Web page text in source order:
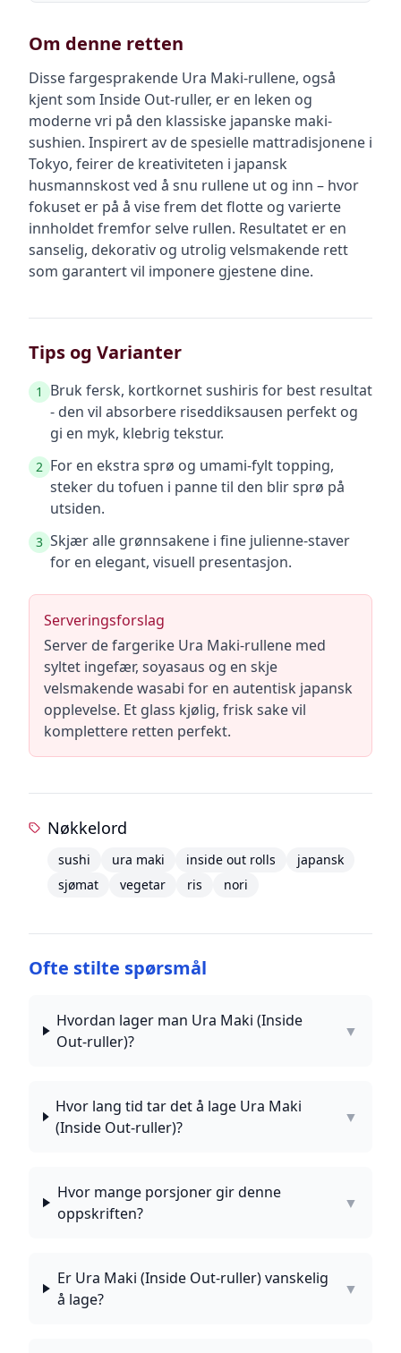
Om denne retten
Disse fargesprakende Ura Maki-rullene, også
kjent som Inside Out-ruller, er en leken og
moderne vri på den klassiske japanske maki-
sushien. Inspirert av de spesielle mattradisjonene i
Tokyo, feirer de kreativiteten i japansk
husmannskost ved å snu rullene ut og inn – hvor
fokuset er på å vise frem det flotte og varierte
innholdet fremfor selve rullen. Resultatet er en
sanselig, dekorativ og utrolig velsmakende rett
som garantert vil imponere gjestene dine.
Tips og Varianter
1
Bruk fersk, kortkornet sushiris for best resultat
- den vil absorbere riseddiksausen perfekt og
gi en myk, klebrig tekstur.
2 For en ekstra sprø og umami-fylt topping,
steker du tofuen i panne til den blir sprø på
utsiden.
3 Skjær alle grønnsakene i fine julienne-staver
for en elegant, visuell presentasjon.
Serveringsforslag
Server de fargerike Ura Maki-rullene med
syltet ingefær, soyasaus og en skje
velsmakende wasabi for en autentisk japansk
opplevelse. Et glass kjølig, frisk sake vil
komplettere retten perfekt.
Nøkkelord
sushi ura maki inside out rolls
japansk
sjømat
vegetar ris nori
Ofte stilte spørsmål
Hvordan lager man Ura Maki (Inside
Out-ruller)?
▼
Hvor lang tid tar det å lage Ura Maki
(Inside Out-ruller)?
▼
Hvor mange porsjoner gir denne
oppskriften?
▼
Er Ura Maki (Inside Out-ruller) vanskelig
å lage?
▼